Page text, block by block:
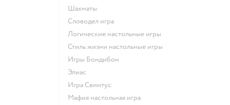
Шахматы
Словодел игра
Логические настольные игры
Стиль жизни настольные игры
Игры Бондибон
Элиас
Игра Свинтус
Мафия настольная игра